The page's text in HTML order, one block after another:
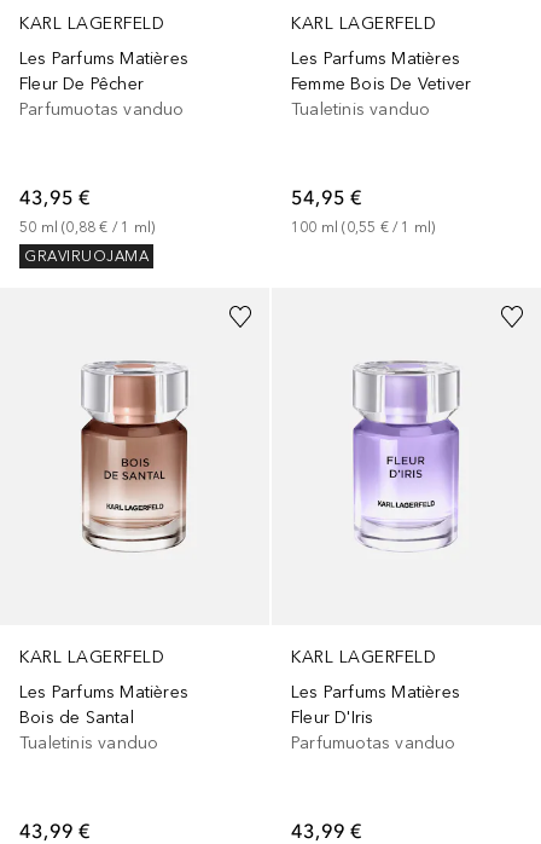
KARL LAGERFELD
Les Parfums Matières
Fleur De Pêcher
Parfumuotas vanduo
43,95 €
50 ml (0,88 € / 1 ml)
GRAVIRUOJAMA
KARL LAGERFELD
Les Parfums Matières
Femme Bois De Vetiver
Tualetinis vanduo
54,95 €
100 ml (0,55 € / 1 ml)
KARL LAGERFELD
Les Parfums Matières
Bois de Santal
Tualetinis vanduo
43,99 €
KARL LAGERFELD
Les Parfums Matières
Fleur D'Iris
Parfumuotas vanduo
43,99 €